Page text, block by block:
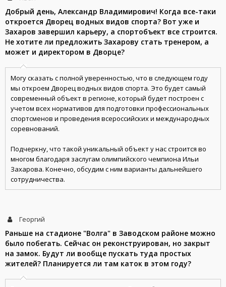
Добрый день, Александр Владимирович! Когда все-таки
откроется Дворец водных видов спорта? Вот уже и
Захаров завершил карьеру, а спортобъект все строится.
Не хотите ли предложить Захарову стать тренером, а
может и директором в Дворце?
Могу сказать с полной уверенностью, что в следующем году
мы откроем Дворец водных видов спорта. Это будет самый
современный объект в регионе, который будет построен с
учетом всех нормативов для подготовки профессиональных
спортсменов и проведения всероссийских и международных
соревнований.
Подчеркну, что такой уникальный объект у нас строится во
многом благодаря заслугам олимпийского чемпиона Ильи
Захарова. Конечно, обсудим с ним варианты дальнейшего
сотрудничества.
Георгий
Раньше на стадионе "Волга" в Заводском районе можно
было побегать. Сейчас он реконструирован, но закрыт
на замок. Будут ли вообще пускать туда простых
жителей? Планируется ли там каток в этом году?